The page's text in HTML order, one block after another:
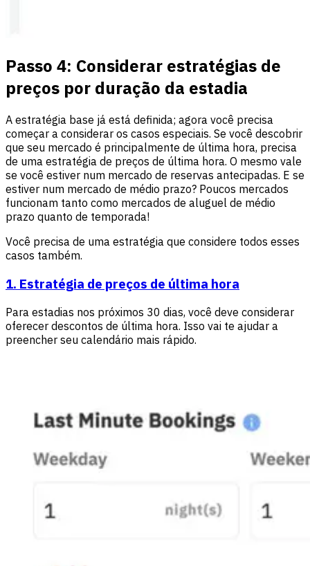
Passo 4: Considerar estratégias de
preços por duração da estadia
A estratégia base já está definida; agora você precisa
começar a considerar os casos especiais. Se você descobrir
que seu mercado é principalmente de última hora, precisa
de uma estratégia de preços de última hora. O mesmo vale
se você estiver num mercado de reservas antecipadas. E se
estiver num mercado de médio prazo? Poucos mercados
funcionam tanto como mercados de aluguel de médio
prazo quanto de temporada!
Você precisa de uma estratégia que considere todos esses
casos também.
1. Estratégia de preços de última hora
Para estadias nos próximos 30 dias, você deve considerar
oferecer descontos de última hora. Isso vai te ajudar a
preencher seu calendário mais rápido.